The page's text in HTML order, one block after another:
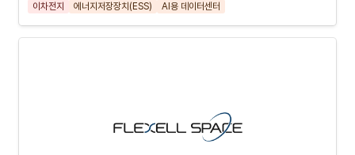
이차전지 에너지저장장치(ESS) AI용 데이터센터